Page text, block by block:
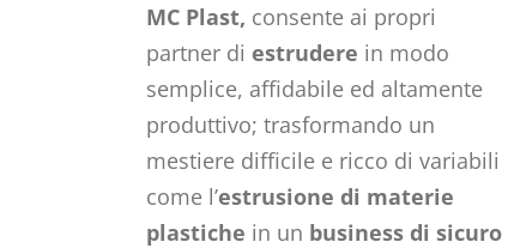
MC Plast, consente ai propri
partner di estrudere in modo
semplice, affidabile ed altamente
produttivo; trasformando un
mestiere difficile e ricco di variabili
come l’estrusione di materie
plastiche in un business di sicuro